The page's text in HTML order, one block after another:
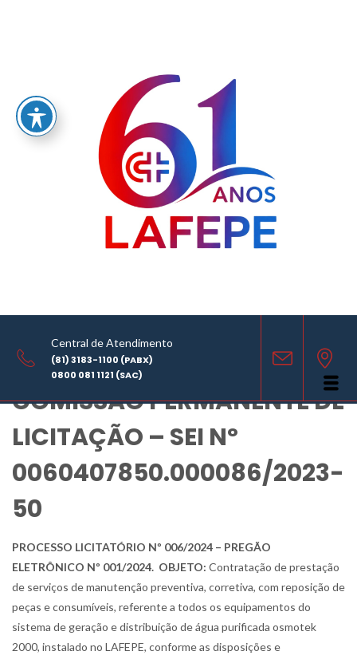
Central de Atendimento
(81) 3183-1100 (PABX)
0800 081 1121 (SAC)
Licitações
Home /Licitações
AVISO DE LICITAÇÃO –
COMISSÃO PERMANENTE DE
LICITAÇÃO – SEI Nº
0060407850.000086/2023-
50
PROCESSO LICITATÓRIO Nº 006/2024 – PREGÃO
ELETRÔNICO Nº 001/2024. OBJETO: Contratação de prestação
de serviços de manutenção preventiva, corretiva, com reposição de
peças e consumíveis, referente a todos os equipamentos do
sistema de geração e distribuição de água purificada osmotek
2000, instalado no LAFEPE, conforme as disposições e